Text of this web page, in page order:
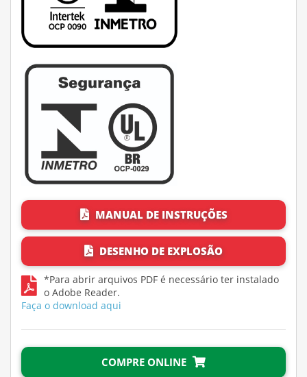
MANUAL DE INSTRUÇÕES
DESENHO DE EXPLOSÃO
*Para abrir arquivos PDF é necessário ter instalado
o Adobe Reader.
Faça o download aqui
COMPRE ONLINE